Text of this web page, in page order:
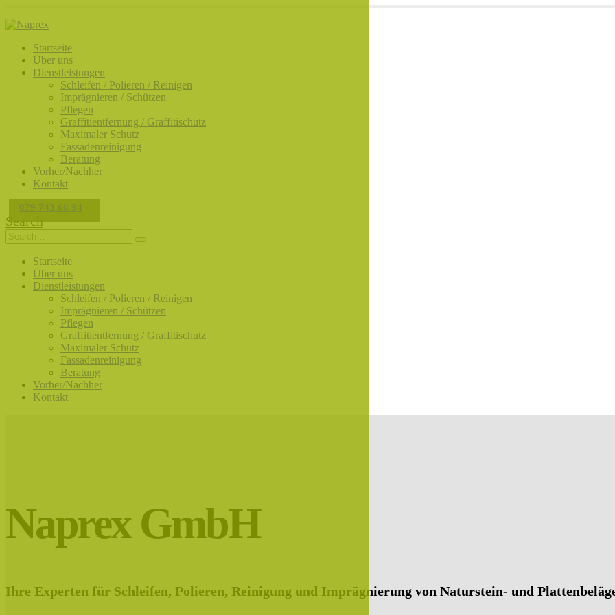
Startseite
Über uns
Dienstleistungen
Schleifen / Polieren / Reinigen
Imprägnieren / Schützen
Pflegen
Graffitientfernung / Graffitischutz
Maximaler Schutz
Fassadenreinigung
Beratung
Vorher/Nachher
Kontakt
079 743 66 94
Search
Startseite
Über uns
Dienstleistungen
Schleifen / Polieren / Reinigen
Imprägnieren / Schützen
Pflegen
Graffitientfernung / Graffitischutz
Maximaler Schutz
Fassadenreinigung
Beratung
Vorher/Nachher
Kontakt
Naprex GmbH
Ihre Experten für Schleifen, Polieren, Reinigung und Imprägnierung von Naturstein- und